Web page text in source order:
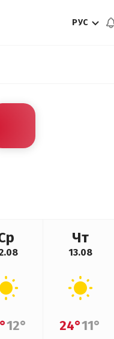
РУС
12°
Чт
13.08
24°11°